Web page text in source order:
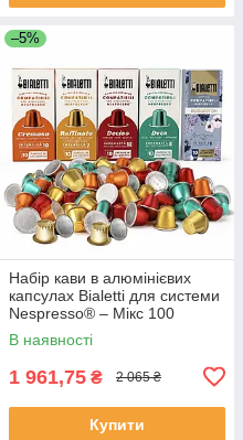
–5%
Набір кави в алюмінієвих
капсулах Bialetti для системи
Nespresso® – Мікс 100
капсул (5 смаків)
В наявності
1 961,75 ₴ 2 065 ₴
Купити